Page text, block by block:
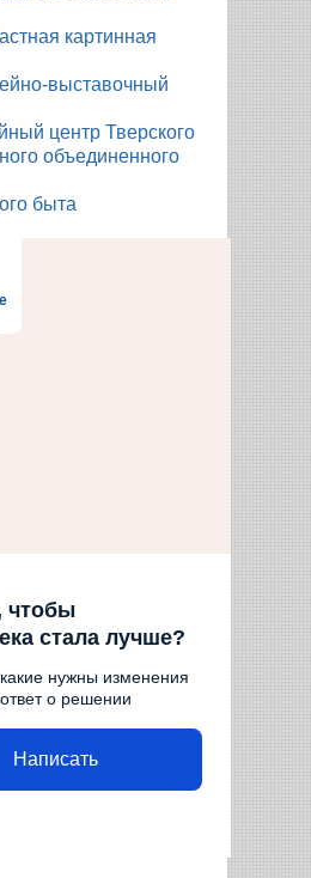
картинная
выставочный
центр Тверского
объединенного
быта
чтобы
стала лучше?
нужны изменения
о решении
Написать